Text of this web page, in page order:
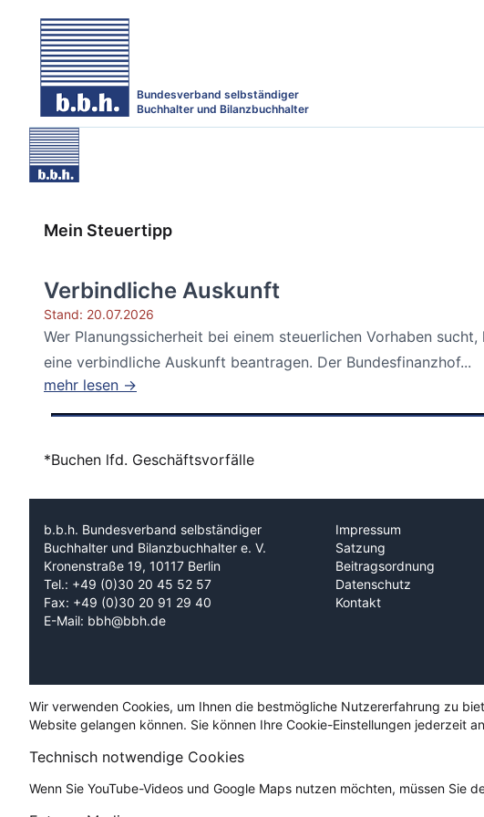
Bundesverband selbständiger
Buchhalter und Bilanzbuchhalter
Mein Steuertipp
Verbindliche Auskunft
Stand: 20.07.2026
Wer Planungssicherheit bei einem steuerlichen Vorhaben
eine verbindliche Auskunft beantragen. Der Bundesfinanzhof...
mehr lesen →
*Buchen lfd. Geschäftsvorfälle
b.b.h. Bundesverband selbständiger
Buchhalter und Bilanzbuchhalter e. V.
Kronenstraße 19, 10117 Berlin
Tel.: +49 (0)30 20 45 52 57
Fax: +49 (0)30 20 91 29 40
E-Mail: bbh@bbh.de
Impressum
Satzung
Beitragsordnung
Datenschutz
Kontakt
Wir verwenden Cookies, um Ihnen die bestmögliche Nutzererfahrung zu
Website gelangen können. Sie können Ihre Cookie-Einstellungen jederzeit
Technisch notwendige Cookies
Wenn Sie YouTube-Videos und Google Maps nutzen möchten, müssen Sie